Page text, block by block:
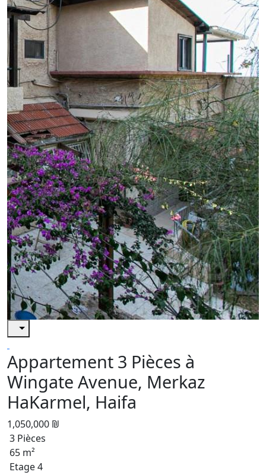
Appartement 3 Pièces à
Wingate Avenue, Merkaz
HaKarmel, Haifa
1,050,000 ₪
3 Pièces
65 m²
Etage 4